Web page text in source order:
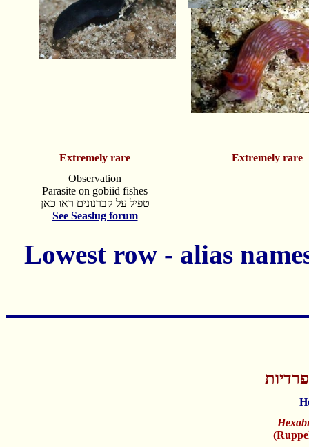
Extremely rare
Extremely rare
Observation
Parasite on gobiid fishes
טפיל על קברנונים ראו כאן
See Seaslug forum